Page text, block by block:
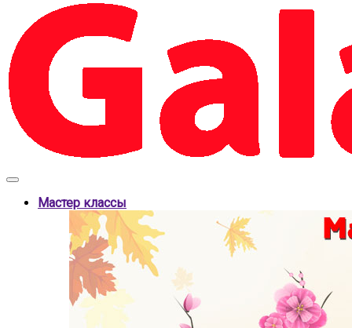
Мастер классы